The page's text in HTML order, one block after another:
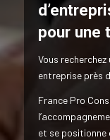
pour une
Vous
entreprise près
France Pro
et se positionne